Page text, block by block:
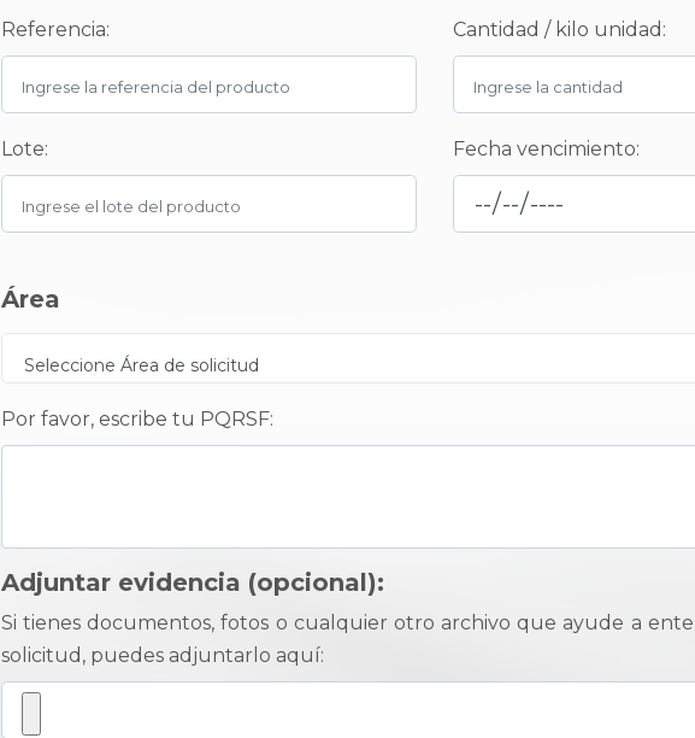
Referencia: Cantidad / kilo unidad:
Lote: Fecha vencimiento:
Área
Seleccione Área de solicitud
Por favor, escribe tu PQRSF:
Adjuntar evidencia (opcional):
Si tienes documentos, fotos o cualquier otro archivo que ayude a
solicitud, puedes adjuntarlo aquí: